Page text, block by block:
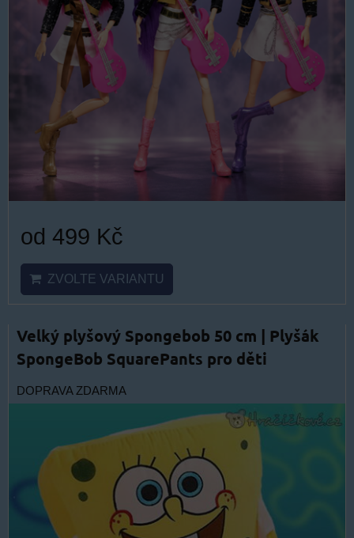
od 499 Kč
ZVOLTE VARIANTU
Velký plyšový Spongebob 50 cm | Plyšák
SpongeBob SquarePants pro děti
DOPRAVA ZDARMA